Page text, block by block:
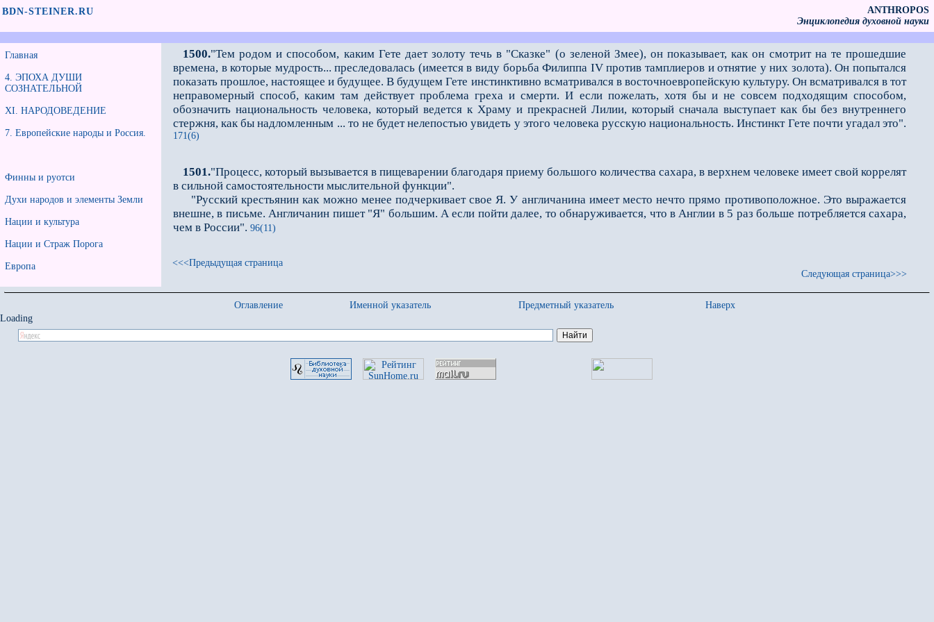
BDN-STEINER.RU
ANTHROPOS
Энциклопедия духовной науки
Главная
4. ЭПОХА ДУШИ
СОЗНАТЕЛЬНОЙ
XI. НАРОДОВЕДЕНИЕ
7. Европейские народы и Россия.
Финны и руотси
Духи народов и элементы Земли
Нации и культура
Нации и Страж Порога
Европа
1500."Тем родом и способом, каким Гете дает золоту течь в "Сказке" (о зеленой Змее), он показывает, как он смотрит на те прошедшие
времена, в которые мудрость... преследовалась (имеется в виду борьба Филиппа IV против тамплиеров и отнятие у них золота). Он попытался
показать прошлое, настоящее и будущее. В будущем Гете инстинктивно всматривался в восточноевропейскую культуру. Он всматривался в тот
неправомерный способ, каким там действует проблема греха и смерти. И если пожелать, хотя бы и не совсем подходящим способом,
обозначить национальность человека, который ведется к Храму и прекрасней Лилии, который сначала выступает как бы без внутреннего
стержня, как бы надломленным ... то не будет нелепостью увидеть у этого человека русскую национальность. Инстинкт Гете почти угадал это".
171(6)
1501."Процесс, который вызывается в пищеварении благодаря приему большого количества сахара, в верхнем человеке имеет свой коррелят
в сильной самостоятельности мыслительной функции".
"Русский крестьянин как можно менее подчеркивает свое Я. У англичанина имеет место нечто прямо противоположное. Это выражается
внешне, в письме. Англичанин пишет "Я" большим. А если пойти далее, то обнаруживается, что в Англии в 5 раз больше потребляется сахара,
чем в России". 96(11)
<<<Предыдущая страница
Следующая страница>>>
Оглавление Именной указатель Предметный указатель
Наверх
Loading